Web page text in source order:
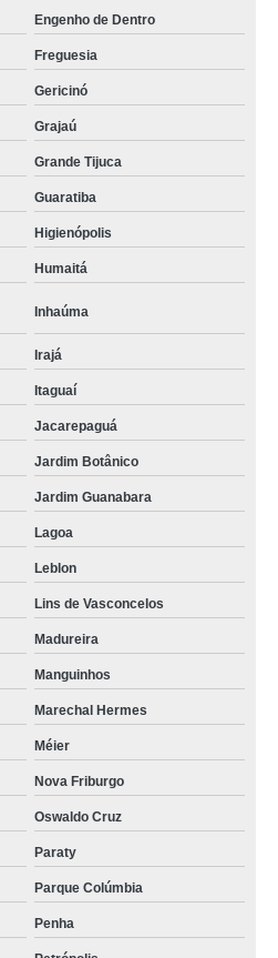
Engenho de Dentro
Freguesia
Gericinó
Grajaú
Grande Tijuca
Guaratiba
Higienópolis
Humaitá
Inhaúma
Irajá
Itaguaí
Jacarepaguá
Jardim Botânico
Jardim Guanabara
Lagoa
Leblon
Lins de Vasconcelos
Madureira
Manguinhos
Marechal Hermes
Méier
Nova Friburgo
Oswaldo Cruz
Paraty
Parque Colúmbia
Penha